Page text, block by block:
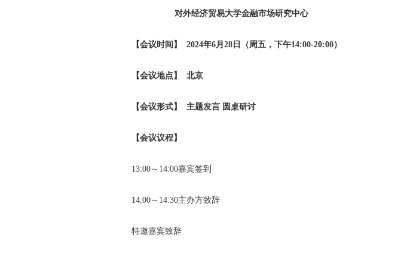
对外经济贸易大学金融市场研究中心
【会议时间】 2024年6月28日（周五，下午14:00-20:00）
【会议地点】 北京
【会议形式】 主题发言 圆桌研讨
【会议议程】
13:00～14:00嘉宾签到
14:00～14:30主办方致辞
特邀嘉宾致辞